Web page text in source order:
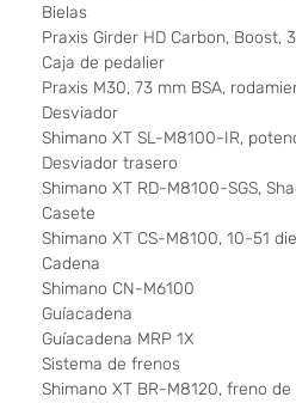
Bielas
Praxis Girder HD Carbon, Boost,
Caja de pedalier
Praxis M30, 73 mm BSA,
Desviador
Shimano XT SL-M8100-IR,
Desviador trasero
Shimano XT RD-M8100-SGS,
Casete
Shimano XT CS-M8100, 10-51
Cadena
Shimano CN-M6100
Guíacadena
Guíacadena MRP 1X
Sistema de frenos
Shimano XT BR-M8120, freno